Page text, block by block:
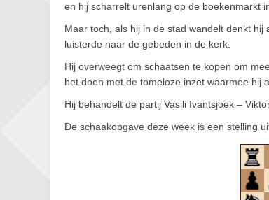
en hij scharrelt urenlang op de boekenmarkt
Maar toch, als hij in de stad wandelt denkt
luisterde naar de gebeden in de kerk.
Hij overweegt om schaatsen te kopen om
het doen met de tomeloze inzet waarmee hij
Hij behandelt de partij Vasili Ivantsjoek –
De schaakopgave deze week is een stelling